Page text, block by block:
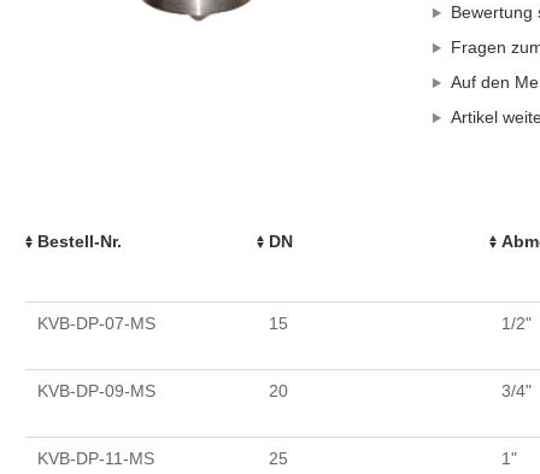
Bewertung
Fragen
Auf den
Artikel
Bestell-Nr. DN
KVB-DP-07-MS 15 1/2"
KVB-DP-09-MS 20 3/4"
KVB-DP-11-MS 25 1"